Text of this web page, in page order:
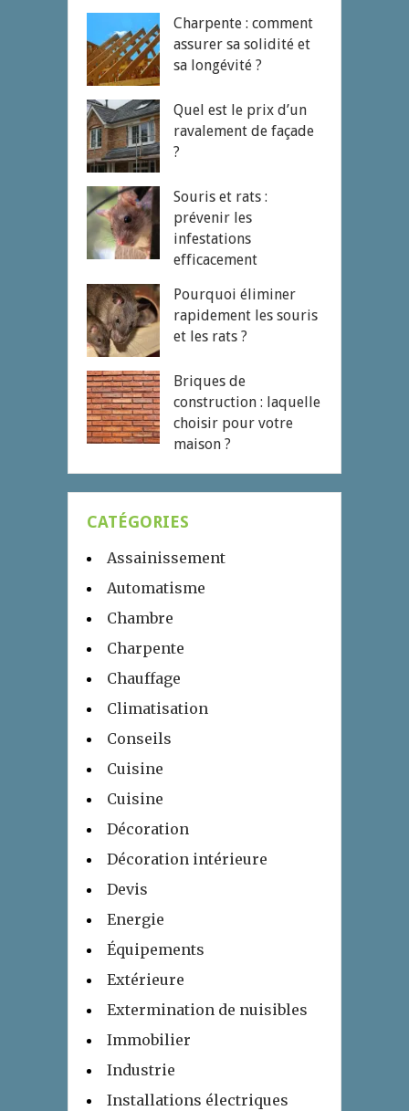
Charpente : comment
assurer sa solidité et
sa longévité ?
Quel est le prix d’un
ravalement de façade
?
Souris et rats :
prévenir les
infestations
efficacement
Pourquoi éliminer
rapidement les souris
et les rats ?
Briques de
construction : laquelle
choisir pour votre
maison ?
CATÉGORIES
Assainissement
Automatisme
Chambre
Charpente
Chauffage
Climatisation
Conseils
Cuisine
Cuisine
Décoration
Décoration intérieure
Devis
Energie
Équipements
Extérieure
Extermination de nuisibles
Immobilier
Industrie
Installations électriques